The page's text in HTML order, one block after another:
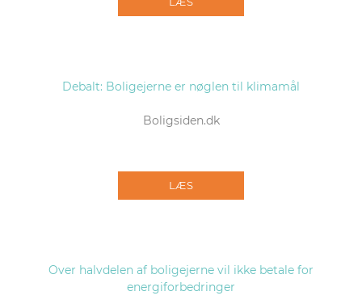
Debalt: Boligejerne er nøglen til klimamål
Boligsiden.dk
LÆS
Over halvdelen af boligejerne vil ikke betale for
energiforbedringer